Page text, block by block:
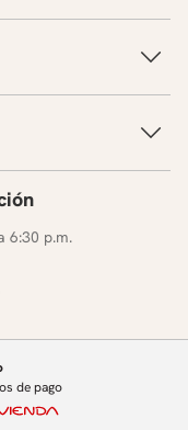
6:30 p.m.
de pago